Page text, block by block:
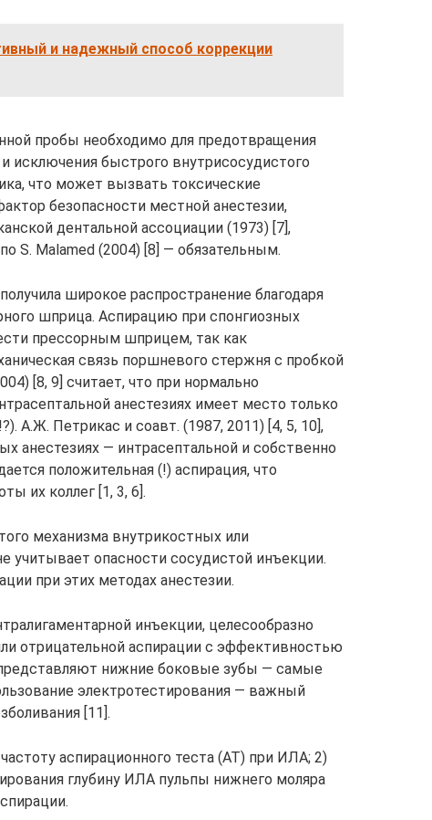
и надежный способ коррекции
пробы необходимо для предотвращения
исключения быстрого внутрисосудистого
что может вызвать токсические
безопасности местной анестезии,
дентальной ассоциации (1973) [7],
S. Malamed (2004) [8] — обязательным.
широкое распространение благодаря
шприца. Аспирацию при спонгиозных
прессорным шприцем, так как
связь поршневого стержня c пробкой
[8, 9] считает, что при нормально
анестезиях имеет место только
А.Ж. Петрикас и соавт. (1987, 2011) [4, 5, 10],
анестезиях — интрасептальной и собственно
положительная (!) аспирация, что
их коллег [1, 3, 6].
механизма внутрикостных или
учитывает опасности сосудистой инъекции.
при этих методах анестезии.
инъекции, целесообразно
отрицательной аспирации с эффективностью
нижние боковые зубы — самые
электротестирования — важный
[11].
аспирационного теста (АТ) при ИЛА; 2)
глубину ИЛА пульпы нижнего моляра